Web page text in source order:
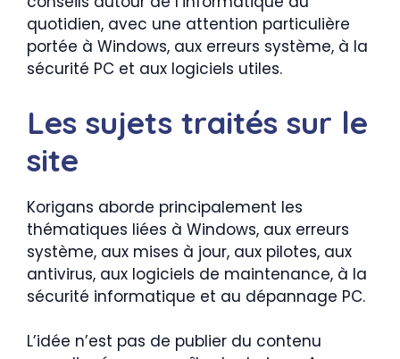
quotidien, avec une attention particulière
portée à Windows, aux erreurs système, à la
sécurité PC et aux logiciels utiles.
Les sujets traités sur le
site
Korigans aborde principalement les
thématiques liées à Windows, aux erreurs
système, aux mises à jour, aux pilotes, aux
antivirus, aux logiciels de maintenance, à la
sécurité informatique et au dépannage PC.
L’idée n’est pas de publier du contenu